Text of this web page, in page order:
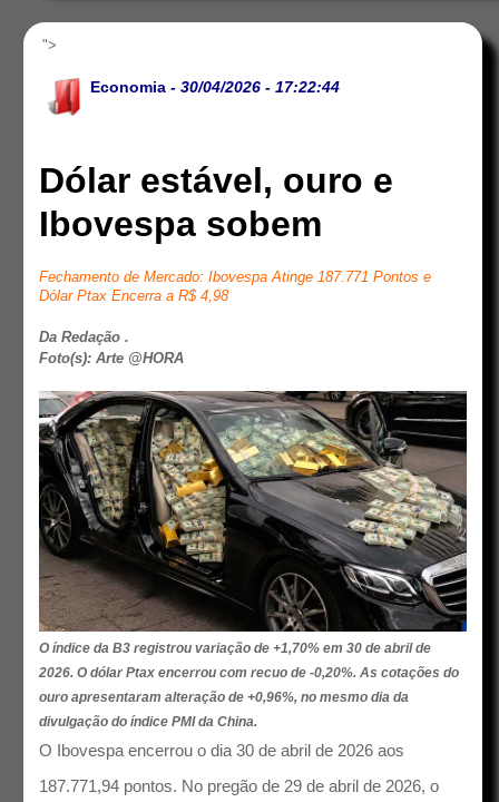
">
Economia - 30/04/2026 - 17:22:44
Dólar estável, ouro e
Ibovespa sobem
Fechamento de Mercado: Ibovespa Atinge 187.771 Pontos e
Dólar Ptax Encerra a R$ 4,98
Da Redação .
Foto(s): Arte @HORA
O índice da B3 registrou variação de +1,70% em 30 de abril de
2026. O dólar Ptax encerrou com recuo de -0,20%. As cotações do
ouro apresentaram alteração de +0,96%, no mesmo dia da
divulgação do índice PMI da China.
O Ibovespa encerrou o dia 30 de abril de 2026 aos
187.771,94 pontos. No pregão de 29 de abril de 2026, o